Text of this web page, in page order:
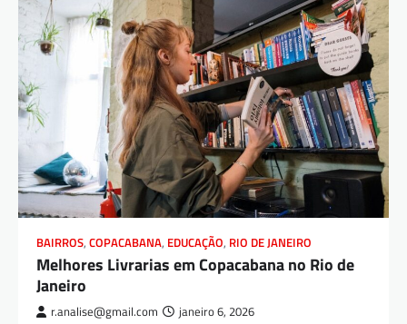
BAIRROS, COPACABANA, EDUCAÇÃO, RIO DE JANEIRO
Melhores Livrarias em Copacabana no Rio de
Janeiro
r.analise@gmail.com janeiro 6, 2026